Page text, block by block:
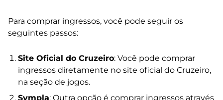
Para comprar ingressos, você pode seguir os
seguintes passos:
Site Oficial do Cruzeiro: Você pode comprar
ingressos diretamente no site oficial do Cruzeiro,
na seção de jogos.
Sympla: Outra opção é comprar ingressos através